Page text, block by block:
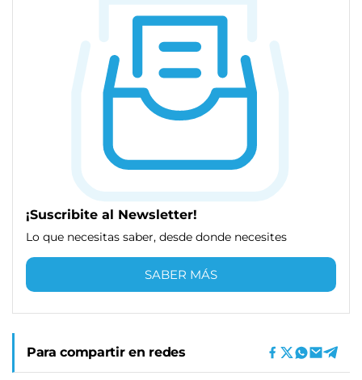
¡Suscribite al Newsletter!
Lo que necesitas saber, desde donde necesites
SABER MÁS
Para compartir en redes